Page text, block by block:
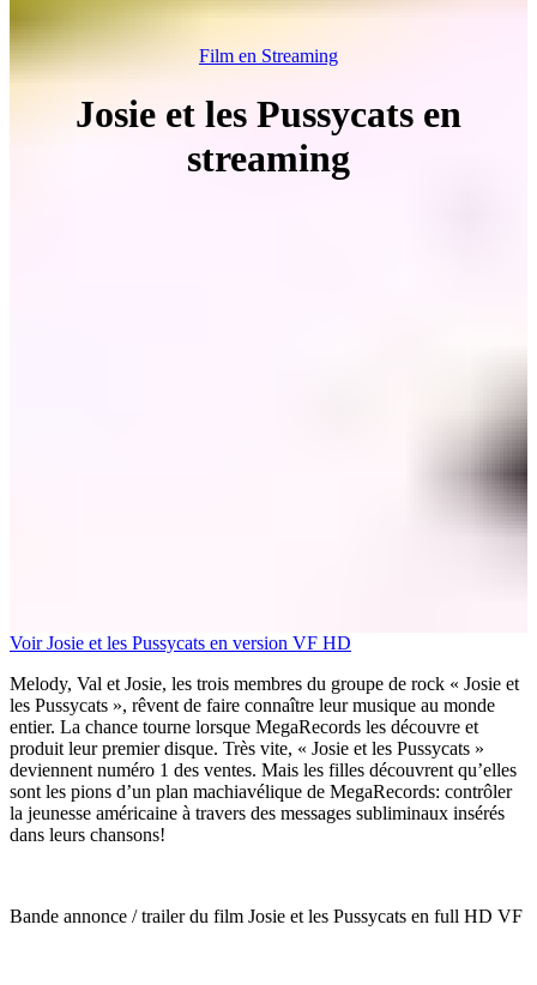
Film en Streaming
Josie et les Pussycats en
streaming
Voir Josie et les Pussycats en version VF HD
Melody, Val et Josie, les trois membres du groupe de rock « Josie et
les Pussycats », rêvent de faire connaître leur musique au monde
entier. La chance tourne lorsque MegaRecords les découvre et
produit leur premier disque. Très vite, « Josie et les Pussycats »
deviennent numéro 1 des ventes. Mais les filles découvrent qu’elles
sont les pions d’un plan machiavélique de MegaRecords: contrôler
la jeunesse américaine à travers des messages subliminaux insérés
dans leurs chansons!
Bande annonce / trailer du film Josie et les Pussycats en full HD VF